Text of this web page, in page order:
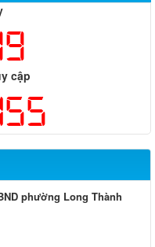
cập
phường Long Thành